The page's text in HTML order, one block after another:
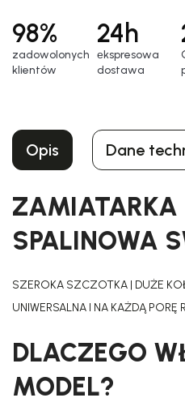
98%
zadowolonych
klientów
24h
еkspresowa
dostawa
Opis Dane
ZAMIATARKA
SPALINOWA
SZEROKA SZCZOTKA | DUŻE
UNIWERSALNA l NA KAŻDĄ
DLACZEGO
MODEL?